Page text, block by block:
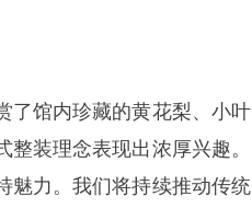
了馆内珍藏的黄花梨、小叶
装理念表现出浓厚兴趣。
魅力。我们将持续推动传统